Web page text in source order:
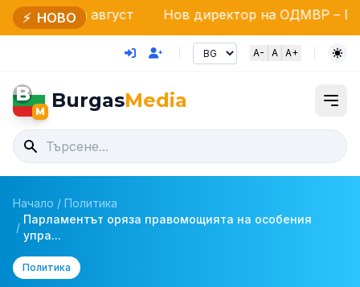
⚡ НОВОНов директор на ОДМВР – Бургас: Старши
A- A A+
B
M BurgasMedia
Начало / Политика
/
Парламентът оряза правомощията на особения
упра...
Политика